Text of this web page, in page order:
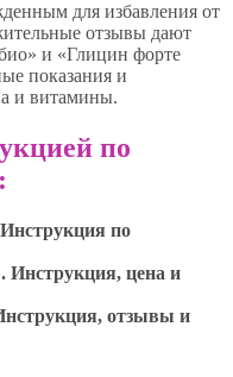
для избавления от
отзывы дают
и «Глицин форте
показания и
и витамины.
по
по
Инструкция, цена и
отзывы и